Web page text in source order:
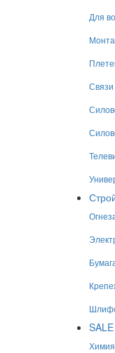
Для
Связи
SALE
Химия